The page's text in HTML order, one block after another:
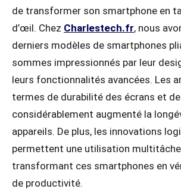
de transformer son smartphone en
d’œil. Chez Charlestech.fr, nous
derniers modèles de smartphones
sommes impressionnés par leur
leurs fonctionnalités avancées. Les
termes de durabilité des écrans et
considérablement augmenté la
appareils. De plus, les innovations
permettent une utilisation
transformant ces smartphones en
de productivité.